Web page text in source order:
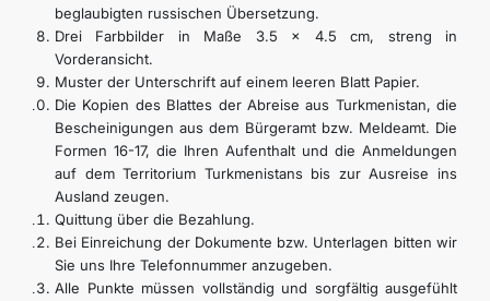
beglaubigten russischen Übersetzung.
Drei Farbbilder in Maße 3.5 x 4.5 cm, streng in
Vorderansicht.
Muster der Unterschrift auf einem leeren Blatt Papier.
Die Kopien des Blattes der Abreise aus Turkmenistan, die
Bescheinigungen aus dem Bürgeramt bzw. Meldeamt. Die
Formen 16-17, die Ihren Aufenthalt und die Anmeldungen
auf dem Territorium Turkmenistans bis zur Ausreise ins
Ausland zeugen.
Quittung über die Bezahlung.
Bei Einreichung der Dokumente bzw. Unterlagen bitten wir
Sie uns Ihre Telefonnummer anzugeben.
Alle Punkte müssen vollständig und sorgfältig ausgefühlt